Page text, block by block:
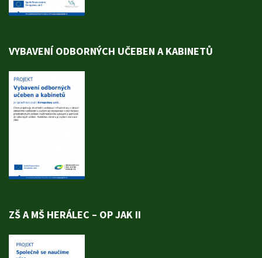
VYBAVENÍ ODBORNÝCH UČEBEN A KABINETŮ
ZŠ A MŠ HERÁLEC – OP JAK II